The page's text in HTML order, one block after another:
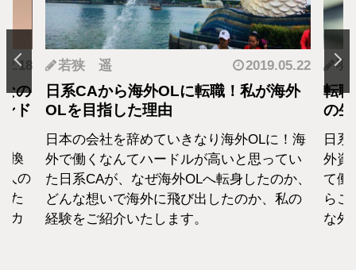
の
ド
換
人の
た
カ
若狭 遥 2019.05.22
日系CAから海外OLに転職！私が海外
OLを目指した理由
日本の会社を辞めていきなり海外OLに！海
外で働くなんてハードルが高いと思ってい
た日系CAが、なぜ海外OLへ転身したのか、
どんな想いで海外に飛び出したのか、私の
経験をご紹介いたします。
羽
転
の
日
外資
て働
らこ
な外